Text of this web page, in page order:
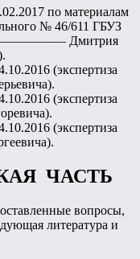
по материалам
№ 46/611 ГБУЗ
Дмитрия
(экспертиза
(экспертиза
(экспертиза
ЧАСТЬ
вопросы,
литература и